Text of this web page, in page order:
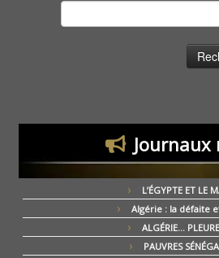
Journaux
L’ÉGYPTE ET LE
Algérie : la défaite
ALGÉRIE…
PAUVRES